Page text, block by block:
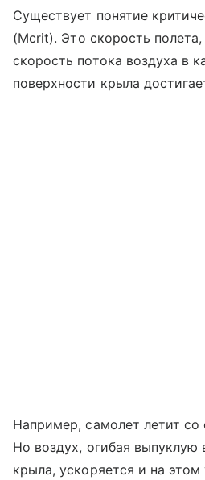
Существует понятие
(Mcrit). Это скорость
скорость потока воздуха в
поверхности крыла
Например, самолет летит
Но воздух, огибая выпуклую
крыла, ускоряется и на этом